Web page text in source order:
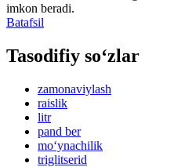
imkon beradi.
Batafsil
Tasodifiy so‘zlar
zamonaviylash
raislik
litr
pand ber
mo‘ynachilik
triglitserid